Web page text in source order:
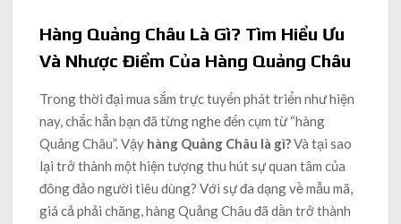
Hàng Quảng Châu Là Gì? Tìm Hiểu Ưu
Và Nhược Điểm Của Hàng Quảng Châu
Trong thời đại mua sắm trực tuyến phát triển như hiện
nay, chắc hẳn bạn đã từng nghe đến cụm từ “hàng
Quảng Châu”. Vậy hàng Quảng Châu là gì?Và tại sao
lại trở thành một hiện tượng thu hút sự quan tâm của
đông đảo người tiêu dùng? Với sự đa dạng về mẫu mã,
giá cả phải chăng, hàng Quảng Châu đã dần trở thành